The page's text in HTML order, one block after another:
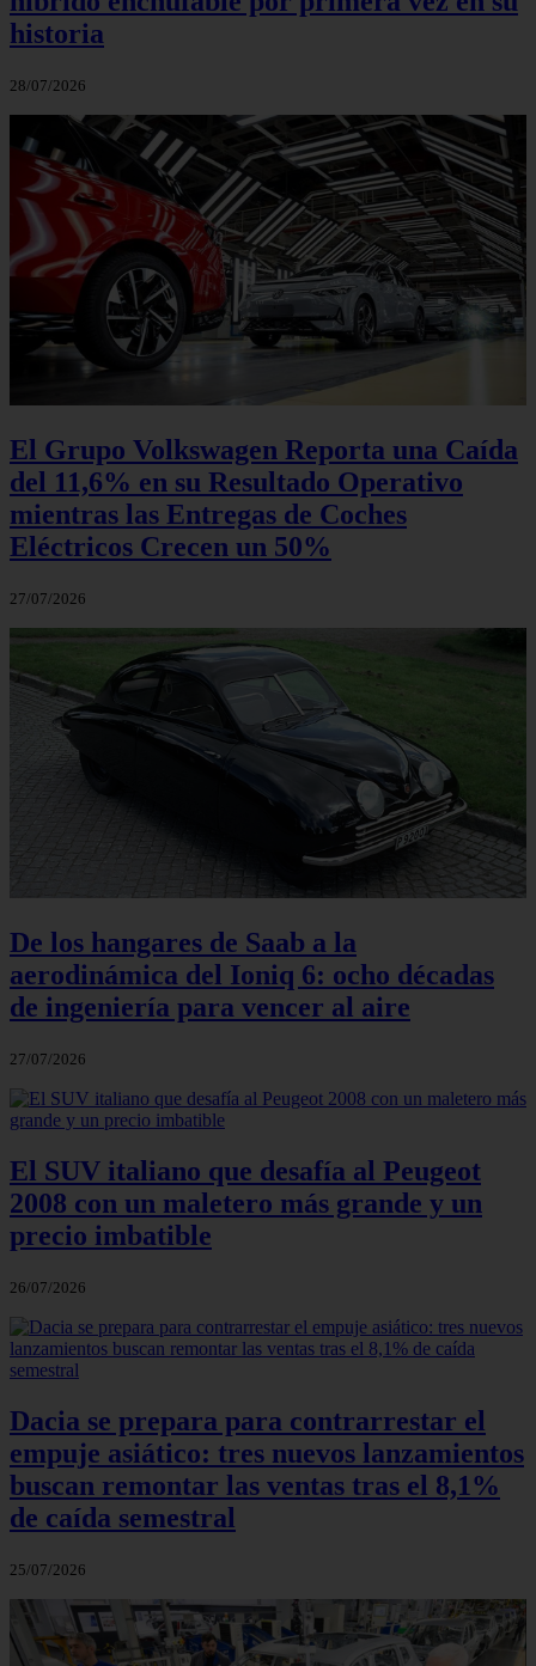
historia
28/07/2026
El Grupo Volkswagen Reporta una Caída
del 11,6% en su Resultado Operativo
mientras las Entregas de Coches
Eléctricos Crecen un 50%
27/07/2026
De los hangares de Saab a la
aerodinámica del Ioniq 6: ocho décadas
de ingeniería para vencer al aire
27/07/2026
El SUV italiano que desafía al Peugeot
2008 con un maletero más grande y un
precio imbatible
26/07/2026
Dacia se prepara para contrarrestar el
empuje asiático: tres nuevos lanzamientos
buscan remontar las ventas tras el 8,1%
de caída semestral
25/07/2026